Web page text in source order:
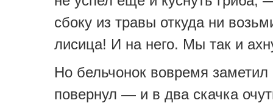
сбоку из травы откуда ни
лисица! И на него. Мы так и
Но бельчонок вовремя заметил
повернул — и в два скачка